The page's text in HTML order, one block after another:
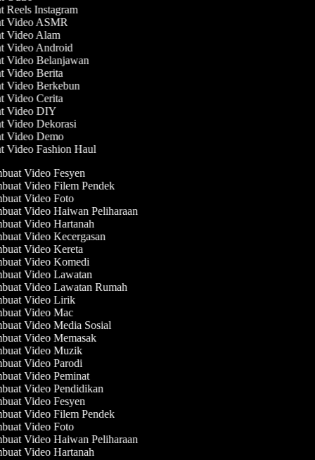
Reels Instagram
Video ASMR
Video Alam
Video Android
Video Belanjawan
Video Berita
Video Berkebun
Video Cerita
Video DIY
Video Dekorasi
Video Demo
Video Fashion Haul
Video Fesyen
Video Filem Pendek
Video Foto
Video Haiwan Peliharaan
Video Hartanah
Video Kecergasan
Video Kereta
Video Komedi
Video Lawatan
Video Lawatan Rumah
Video Lirik
Video Mac
Video Media Sosial
Video Memasak
Video Muzik
Video Parodi
Video Peminat
Video Pendidikan
Video Fesyen
Video Filem Pendek
Video Foto
Video Haiwan Peliharaan
Video Hartanah